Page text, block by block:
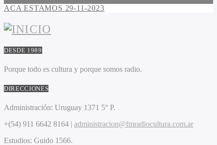
ACA ESTAMOS 29-11-2023
DESDE 1989
Porque todo es cultura y porque somos radio.
DIRECCIONES
Administración: Uruguay 1371 5° P.
+(54) 911 6642 8164 | administracion@fmradiocultura.com.ar
Estudios: Guido 1566.